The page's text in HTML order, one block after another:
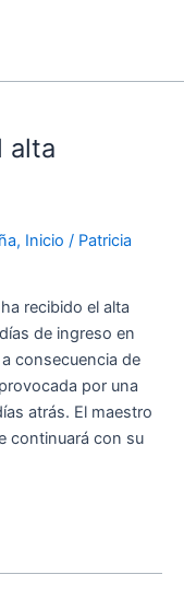
alta
, Inicio / Patricia
recibido el alta
de ingreso en
consecuencia de
por una
atrás. El maestro
continuará con su